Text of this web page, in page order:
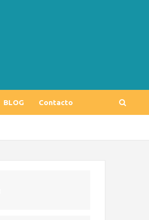
BLOG Contacto